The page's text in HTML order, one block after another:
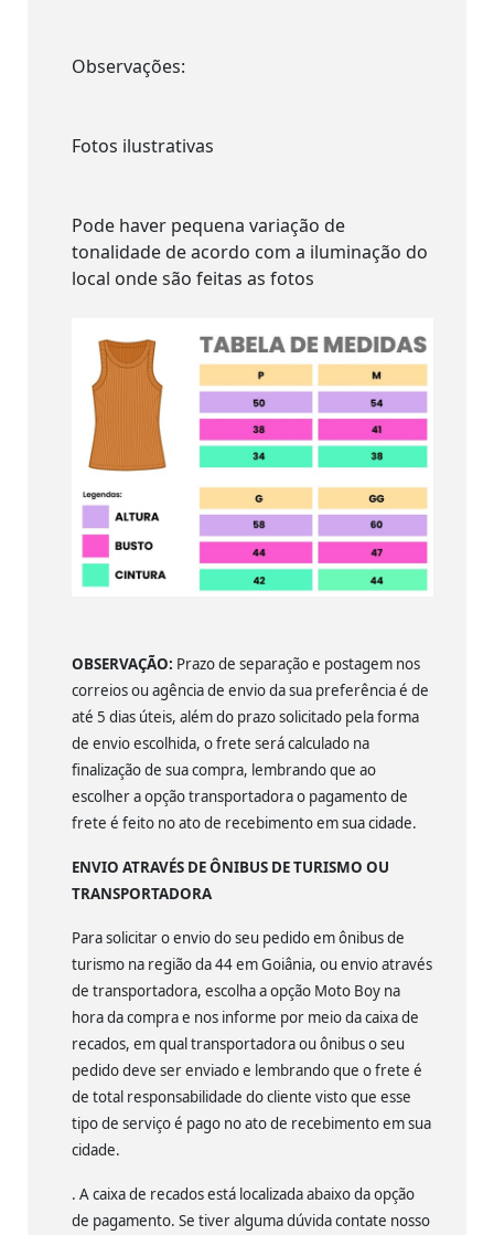
Observações:
Fotos ilustrativas
Pode haver pequena variação de
tonalidade de acordo com a iluminação do
local onde são feitas as fotos
OBSERVAÇÃO: Prazo de separação e postagem nos
correios ou agência de envio da sua preferência é de
até 5 dias úteis, além do prazo solicitado pela forma
de envio escolhida, o frete será calculado na
finalização de sua compra, lembrando que ao
escolher a opção transportadora o pagamento de
frete é feito no ato de recebimento em sua cidade.
ENVIO ATRAVÉS DE ÔNIBUS DE TURISMO OU
TRANSPORTADORA
Para solicitar o envio do seu pedido em ônibus de
turismo na região da 44 em Goiânia, ou envio através
de transportadora, escolha a opção Moto Boy na
hora da compra e nos informe por meio da caixa de
recados, em qual transportadora ou ônibus o seu
pedido deve ser enviado e lembrando que o frete é
de total responsabilidade do cliente visto que esse
tipo de serviço é pago no ato de recebimento em sua
cidade.
. A caixa de recados está localizada abaixo da opção
de pagamento. Se tiver alguma dúvida contate nosso